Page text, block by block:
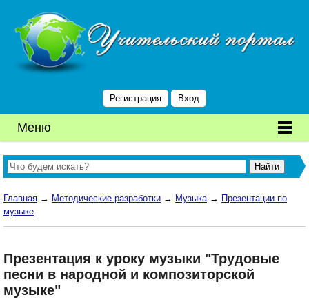
Регистрация Вход
Меню
Главная → Методические разработки → Музыка→ Презентации по
музыке
Презентация к уроку музыки "Трудовые
песни в народной и композиторской
музыке"